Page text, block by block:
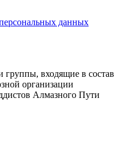
данных
группы, входящие в состав
организации
Алмазного Пути